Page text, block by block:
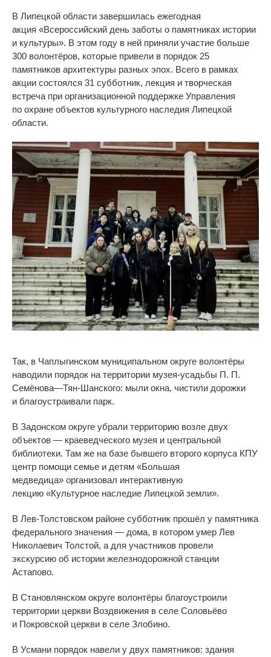
В Липецкой области завершилась ежегодная
акция «Всероссийский день заботы о памятниках истории
и культуры». В этом году в ней приняли участие больше
300 волонтёров, которые привели в порядок 25
памятников архитектуры разных эпох. Всего в рамках
акции состоялся 31 субботник, лекция и творческая
встреча при организационной поддержке Управления
по охране объектов культурного наследия Липецкой
области.
Так, в Чаплыгинском муниципальном округе волонтёры
наводили порядок на территории музея-усадьбы П. П.
Семёнова—Тян-Шанского: мыли окна, чистили дорожки
и благоустраивали парк.
В Задонском округе убрали территорию возле двух
объектов — краеведческого музея и центральной
библиотеки. Там же на базе бывшего второго корпуса КПУ
центр помощи семье и детям «Большая
медведица» организовал интерактивную
лекцию «Культурное наследие Липецкой земли».
В Лев-Толстовском районе субботник прошёл у памятника
федерального значения — дома, в котором умер Лев
Николаевич Толстой, а для участников провели
экскурсию об истории железнодорожной станции
Астапово.
В Становлянском округе волонтёры благоустроили
территории церкви Воздвижения в селе Соловьёво
и Покровской церкви в селе Злобино.
В Усмани порядок навели у двух памятников: здания